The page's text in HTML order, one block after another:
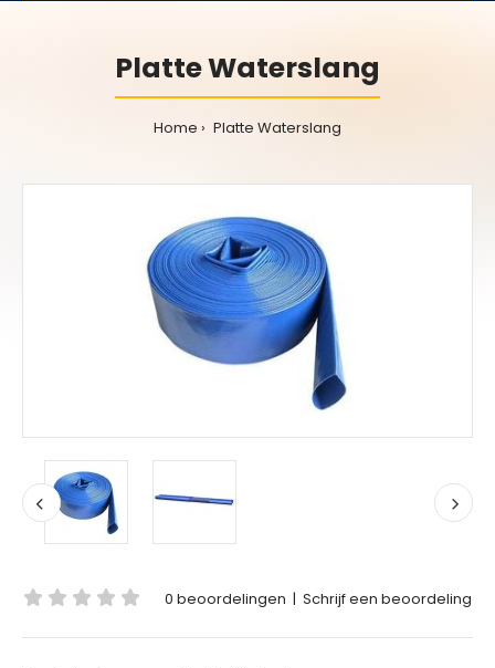
Platte Waterslang
Home Platte Waterslang
0 beoordelingen | Schrijf een beoordeling